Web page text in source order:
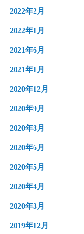
2022年2月
2022年1月
2021年6月
2021年1月
2020年12月
2020年9月
2020年8月
2020年6月
2020年5月
2020年4月
2020年3月
2019年12月